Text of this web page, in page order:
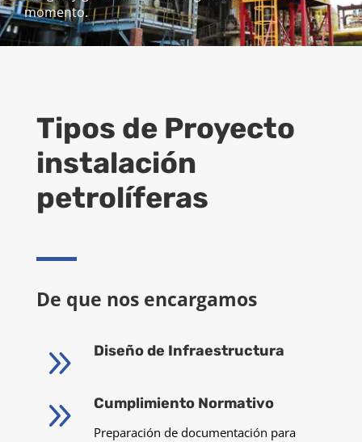
momento.
Tipos de Proyecto
instalación
petrolíferas
De que nos encargamos
9 Diseño de Infraestructura
9 Cumplimiento Normativo
Preparación de documentación para